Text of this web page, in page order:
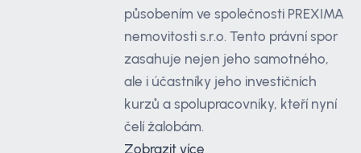
působením ve společnosti PREXIMA
nemovitosti s.r.o. Tento právní spor
zasahuje nejen jeho samotného,
ale i účastníky jeho investičních
kurzů a spolupracovníky, kteří nyní
čelí žalobám.
Zobrazit více